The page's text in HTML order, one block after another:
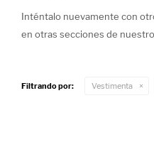
Inténtalo nuevamente con
en otras secciones de
Filtrando por: Vestimenta